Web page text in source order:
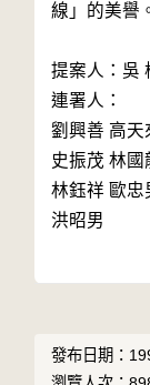
線」的美譽
提案人：吳
連署人：
劉興善 高天
史振茂 林國
林鈺祥 歐忠
洪昭男
發布日期：